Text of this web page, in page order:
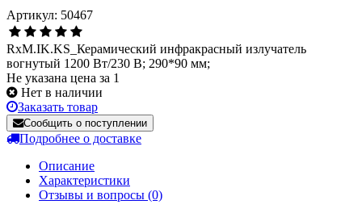
Артикул: 50467
RxM.IK.KS_Керамический инфракрасный излучатель
вогнутый 1200 Вт/230 В; 290*90 мм;
Не указана цена за 1
Нет в наличии
Заказать товар
Сообщить о поступлении
Подробнее о доставке
Описание
Характеристики
Отзывы и вопросы (0)